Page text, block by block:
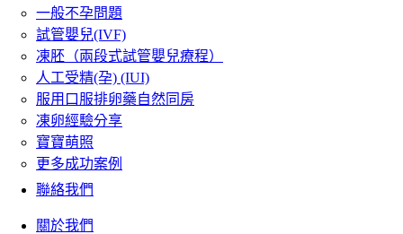
一般不孕問題
試管嬰兒(IVF)
凍胚（兩段式試管嬰兒療程）
人工受精(孕) (IUI)
服用口服排卵藥自然同房
凍卵經驗分享
寶寶萌照
更多成功案例
聯絡我們
關於我們